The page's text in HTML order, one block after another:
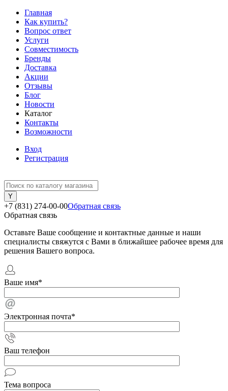
Главная
Как купить?
Вопрос ответ
Услуги
Совместимость
Бренды
Доставка
Акции
Отзывы
Блог
Новости
Каталог
Контакты
Возможности
Вход
Регистрация
+7 (831) 274-00-00Обратная связь
Обратная связь
Оставьте Ваше сообщение и контактные данные и наши
специалисты свяжутся с Вами в ближайшее рабочее время для
решения Вашего вопроса.
Ваше имя*
Электронная почта*
Ваш телефон
Тема вопроса